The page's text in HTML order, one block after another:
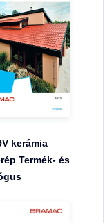
kerámia
Termék- és